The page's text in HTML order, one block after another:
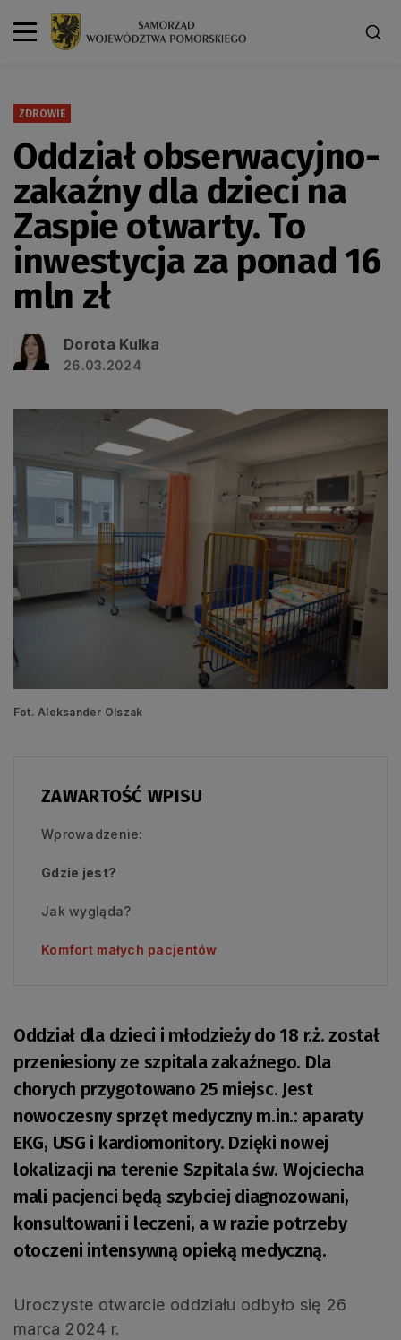
ZDROWIE
Oddział obserwacyjno-
zakaźny dla dzieci na
Zaspie otwarty. To
inwestycja za ponad 16
mln zł
Dorota Kulka
26.03.2024
Fot. Aleksander Olszak
ZAWARTOŚĆ WPISU
Wprowadzenie:
Gdzie jest?
Jak wygląda?
Komfort małych pacjentów
Oddział dla dzieci i młodzieży do 18 r.ż. został
przeniesiony ze szpitala zakaźnego. Dla
chorych przygotowano 25 miejsc. Jest
nowoczesny sprzęt medyczny m.in.: aparaty
EKG, USG i kardiomonitory. Dzięki nowej
lokalizacji na terenie Szpitala św. Wojciecha
mali pacjenci będą szybciej diagnozowani,
konsultowani i leczeni, a w razie potrzeby
otoczeni intensywną opieką medyczną.
Uroczyste otwarcie oddziału odbyło się 26
marca 2024 r.